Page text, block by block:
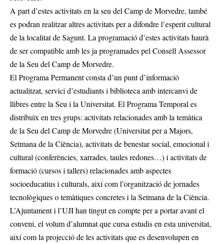
A part d’estes activitats en la seu del Camp de Morvedre, també
es podran realitzar altres activitats per a difondre l’esperit cultural
de la localitat de Sagunt. La programació d’estes activitats haurà
de ser compatible amb les ja programades pel Consell Assessor
de la Seu del Camp de Morvedre.
El Programa Permanent consta d’un punt d’informació
actualitzat, servici d’estudiants i biblioteca amb intercanvi de
llibres entre la Seu i la Universitat. El Programa Temporal es
distribuïx en tres grups: activitats relacionades amb la temàtica
de la Seu del Camp de Morvedre (Universitat per a Majors,
Setmana de la Ciència), activitats de benestar social, emocional i
cultural (conferències, xarrades, taules redones…) i activitats de
formació (cursos i tallers) relacionades amb aspectes
socioeducatius i culturals, així com l’organització de jornades
tecnològiques o temàtiques concretes i la Setmana de la Ciència.
L’Ajuntament i l’UJI han tingut en compte per a portar avant el
conveni, el volum d’alumnat que cursa estudis en esta universitat,
així com la projecció de les activitats que es desenvolupen en